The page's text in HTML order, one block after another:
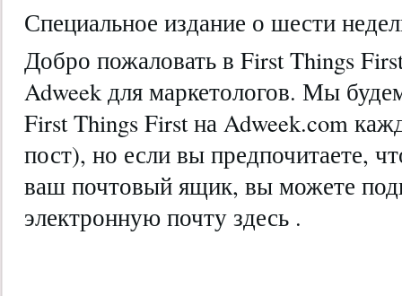
Специальное издание о шести
Добро пожаловать в First Things
Adweek для маркетологов. Мы
First Things First на Adweek.com
пост), но если вы предпочитаете,
ваш почтовый ящик, вы можете
электронную почту здесь .